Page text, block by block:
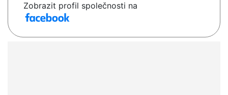
Zobrazit profil společnosti na